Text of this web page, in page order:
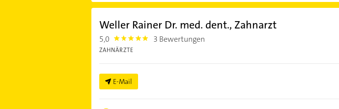
Weller Rainer Dr. med. dent., Zahnarzt
5,0 5.0 3 Bewertungen
ZAHNÄRZTE
E-Mail